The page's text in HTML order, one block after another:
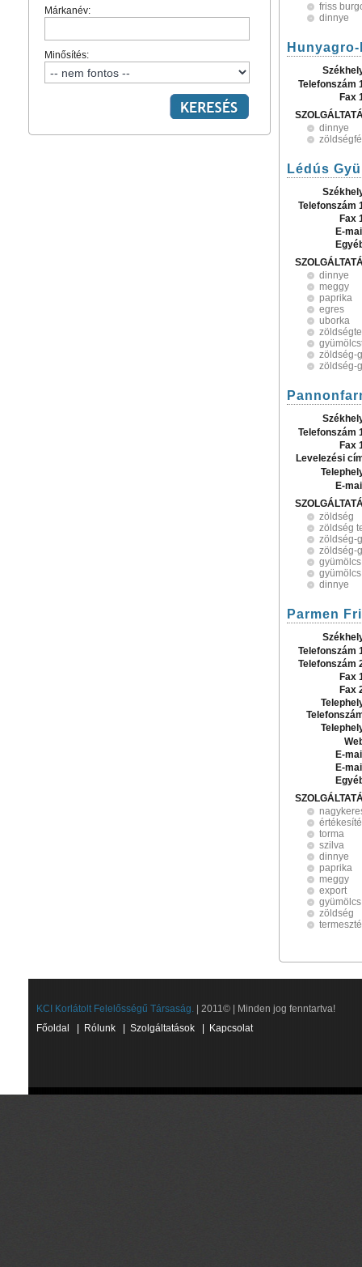
Márkanév:
Minősítés:
friss
dinnye
Telefonszám
Fax
dinnye
Lédús
Telefonszám
Fax
E-
dinnye
meggy
paprika
egres
uborka
zöldség-
zöldség-
Telefonszám
Fax
Levelezési
E-
zöldség
zöldség
zöldség-
zöldség-
gyümölcs
dinnye
Parmen
Telefonszám
Telefonszám
Fax
Fax
E-
E-
torma
szilva
dinnye
paprika
meggy
export
gyümölcs
zöldség
KCI Korlátolt Felelősségű Társaság. | 2011© | Minden jog fenntartva!
Főoldal
Rólunk Szolgáltatások Kapcsolat